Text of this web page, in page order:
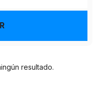
resultado.